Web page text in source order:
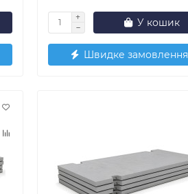
У кошик
Швидке замовлення